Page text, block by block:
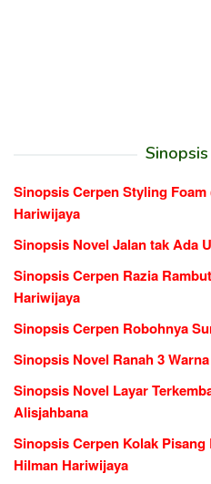
Sinopsis Cerpen Styling
Hariwijaya
Sinopsis Novel Jalan tak Ada
Sinopsis Cerpen Razia
Hariwijaya
Sinopsis Cerpen Robohnya
Sinopsis Novel Ranah 3
Sinopsis Novel Layar
Alisjahbana
Sinopsis Cerpen Kolak
Hilman Hariwijaya